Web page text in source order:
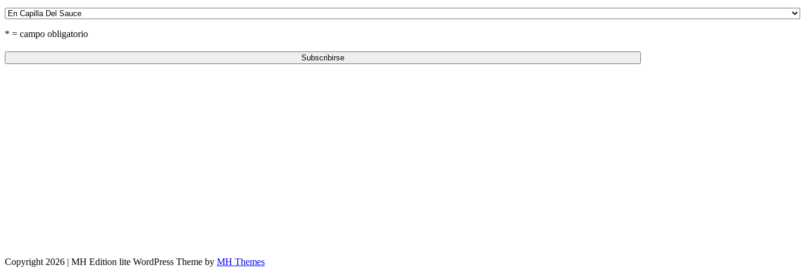
* = campo obligatorio
Copyright 2026 | MH Edition lite WordPress Theme by MH Themes